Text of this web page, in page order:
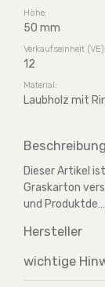
Höhe:
50 mm
Verkaufseinheit (VE):
12
Material:
Laubholz mit
Beschreibung
Dieser Artikel
Graskarton
und Produktde…
Hersteller
wichtige